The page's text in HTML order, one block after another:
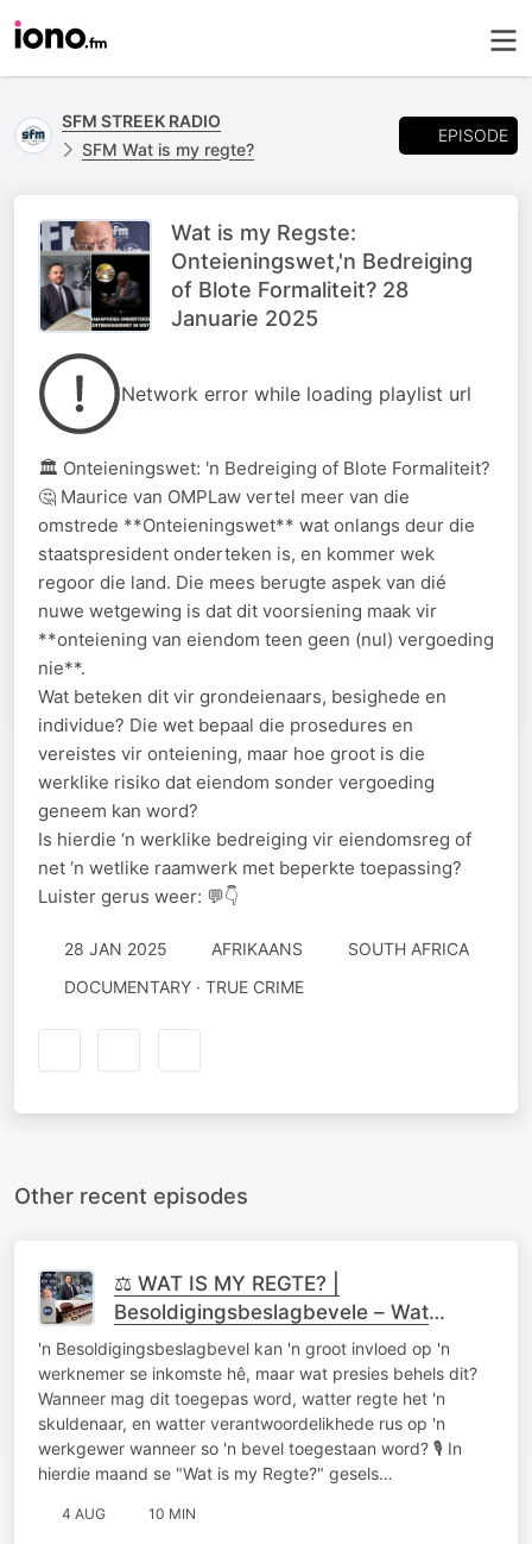
SFM STREEK RADIO
SFM Wat is my regte?
EPISODE
Wat is my Regste:
Onteieningswet,'n Bedreiging
of Blote Formaliteit? 28
Januarie 2025
Network error while loading playlist url
🏛️ Onteieningswet: 'n Bedreiging of Blote Formaliteit?
🤔 Maurice van OMPLaw vertel meer van die
omstrede **Onteieningswet** wat onlangs deur die
staatspresident onderteken is, en kommer wek
regoor die land. Die mees berugte aspek van dié
nuwe wetgewing is dat dit voorsiening maak vir
**onteiening van eiendom teen geen (nul) vergoeding
nie**.
Wat beteken dit vir grondeienaars, besighede en
individue? Die wet bepaal die prosedures en
vereistes vir onteiening, maar hoe groot is die
werklike risiko dat eiendom sonder vergoeding
geneem kan word?
Is hierdie ‘n werklike bedreiging vir eiendomsreg of
net ‘n wetlike raamwerk met beperkte toepassing?
Luister gerus weer: 💬👇
28 JAN 2025 AFRIKAANS
SOUTH AFRICA
DOCUMENTARY · TRUE CRIME
Other recent episodes
⚖️ WAT IS MY REGTE? |
Besoldigingsbeslagbevele – Wat
beteken dit vir jou? 04 Agustus 2026
'n Besoldigingsbeslagbevel kan 'n groot invloed op 'n
werknemer se inkomste hê, maar wat presies behels dit?
Wanneer mag dit toegepas word, watter regte het 'n
skuldenaar, en watter verantwoordelikhede rus op 'n
werkgewer wanneer so 'n bevel toegestaan word? 🎙️ In
hierdie maand se "Wat is my Regte?" gesels…
4 AUG 10 MIN